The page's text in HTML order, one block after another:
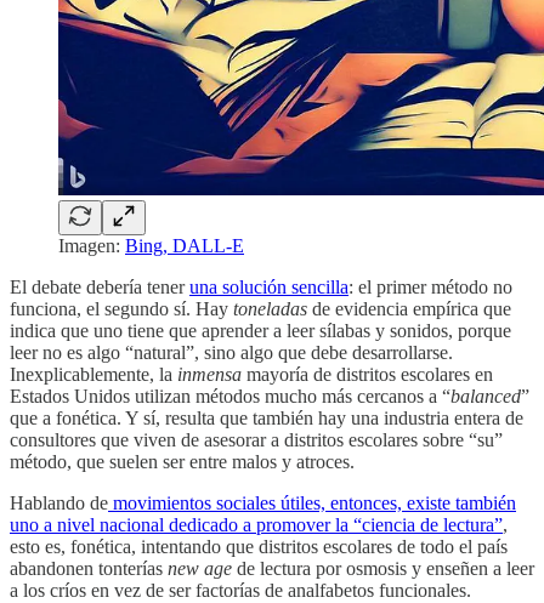
Imagen: Bing, DALL-E
El debate debería teneruna solución sencilla: el primer método no
funciona, el segundo sí. Hay toneladas de evidencia empírica que
indica que uno tiene que aprender a leer sílabas y sonidos, porque
leer no es algo “natural”, sino algo que debe desarrollarse.
Inexplicablemente, la inmensa mayoría de distritos escolares en
Estados Unidos utilizan métodos mucho más cercanos a “balanced”
que a fonética. Y sí, resulta que también hay una industria entera de
consultores que viven de asesorar a distritos escolares sobre “su”
método, que suelen ser entre malos y atroces.
Hablando de movimientos sociales útiles, entonces, existe también
uno a nivel nacional dedicado a promover la “ciencia de lectura”,
esto es, fonética, intentando que distritos escolares de todo el país
abandonen tonterías new age de lectura por osmosis y enseñen a leer
a los críos en vez de ser factorías de analfabetos funcionales.